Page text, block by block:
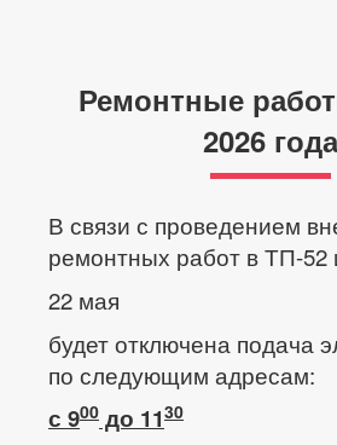
Ремонтные
2026 года
В связи с проведением
ремонтных работ в ТП-52
22 мая
будет отключена подача
по следующим адресам:
с 900 до 1130